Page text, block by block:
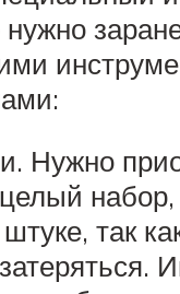
нужно
Нужно
так